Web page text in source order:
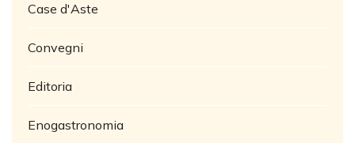
Case d'Aste
Convegni
Editoria
Enogastronomia